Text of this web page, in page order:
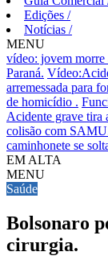
Edições /
Notícias /
MENU
vídeo: jovem morre
Paraná.
arremessada para
de homicídio .
Acidente grave tira
colisão com
caminhonete se
EM ALTA
MENU
Saúde
Bolsonaro
cirurgia.